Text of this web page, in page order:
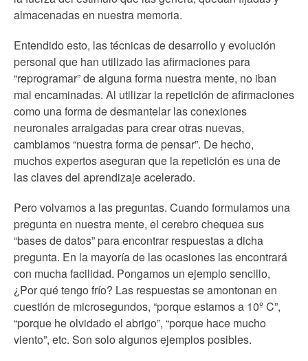
almacenadas en nuestra memoria.
Entendido esto, las técnicas de desarrollo y evolución
personal que han utilizado las afirmaciones para
“reprogramar” de alguna forma nuestra mente, no iban
mal encaminadas. Al utilizar la repetición de afirmaciones
como una forma de desmantelar las conexiones
neuronales arraigadas para crear otras nuevas,
cambiamos “nuestra forma de pensar”. De hecho,
muchos expertos aseguran que la repetición es una de
las claves del aprendizaje acelerado.
Pero volvamos a las preguntas. Cuando formulamos una
pregunta en nuestra mente, el cerebro chequea sus
“bases de datos” para encontrar respuestas a dicha
pregunta. En la mayoría de las ocasiones las encontrará
con mucha facilidad. Pongamos un ejemplo sencillo,
¿Por qué tengo frío? Las respuestas se amontonan en
cuestión de microsegundos, “porque estamos a 10º C”,
“porque he olvidado el abrigo”, “porque hace mucho
viento”, etc. Son solo algunos ejemplos posibles.